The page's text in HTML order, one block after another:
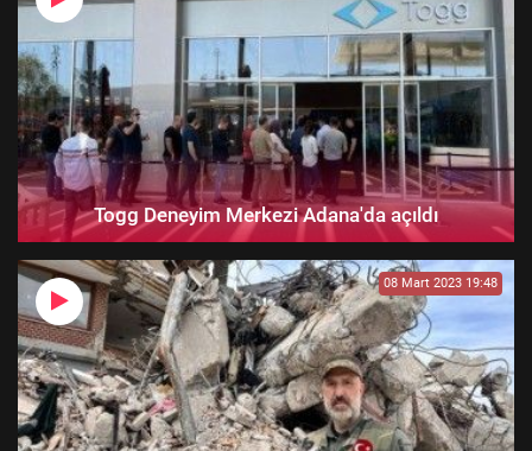
Togg Deneyim Merkezi Adana'da açıldı
08 Mart 2023 19:48